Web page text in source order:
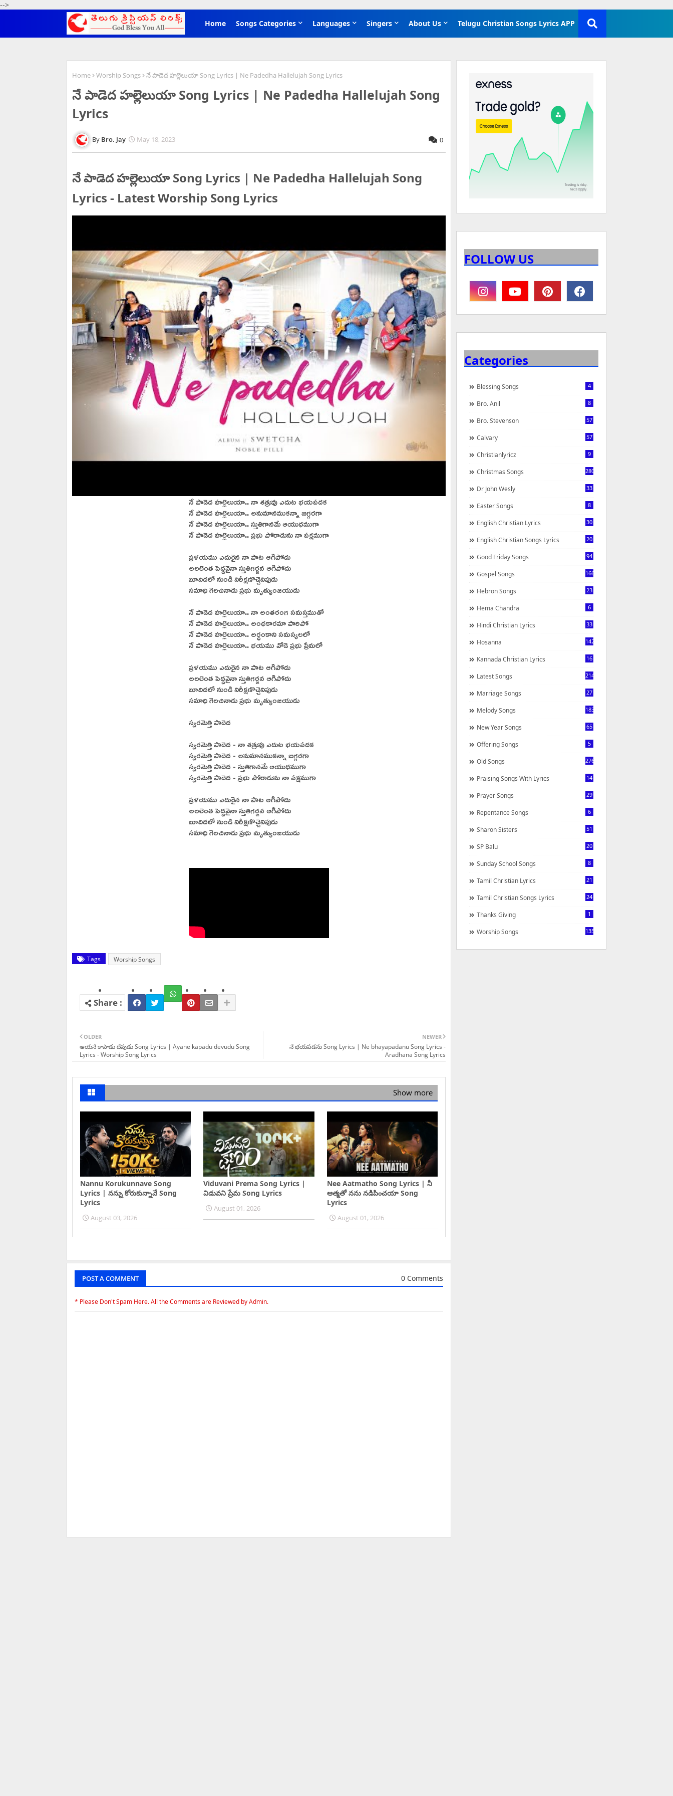
-->
Home
Songs Categories Languages Singers About Us Telugu Christian Songs Lyrics APP
Home Worship Songs నే పాడెద హల్లెలుయా Song Lyrics | Ne Padedha Hallelujah Song Lyrics
నే పాడెద హల్లెలుయా Song Lyrics | Ne Padedha Hallelujah Song
Lyrics
Bro. Jay May 18, 2023 0
నే పాడెద హల్లెలుయా Song Lyrics | Ne Padedha Hallelujah Song
Lyrics - Latest Worship Song Lyrics
నే పాడెద హల్లెలుయా.. నా శత్రువు ఎదుట భయపదక
నే పాడెద హల్లెలుయా.. అనుమానముకన్నా బిగ్గరగా
నే పాడెద హల్లెలుయా.. స్తుతిగానమే ఆయుధముగా
నే పాడెద హల్లెలుయా.. ప్రభు పోరాడును నా పక్షముగా
ప్రళయము ఎదురైన నా పాట ఆగిపోదు
అలలెంత పెద్దవైనా స్తుతిగర్జన ఆగిపోదు
బూదిదలో నుండి నిరీక్షణొచ్చెనిపుడు
సమాధి గెలచినాడు ప్రభు మృత్యుంజయుడు
నే పాడెద హల్లెలుయా.. నా అంతరంగ సమస్తముతో
నే పాడెద హల్లెలుయా.. అంధకారమా పారిపో
నే పాడెద హల్లెలుయా.. అర్ధంకాని సమస్యలలో
నే పాడెద హల్లెలుయా.. భయము వోడె ప్రభు ప్రేమలో
ప్రళయము ఎదురైన నా పాట ఆగిపోదు
అలలెంత పెద్దవైనా స్తుతిగర్జన ఆగిపోదు
బూదిదలో నుండి నిరీక్షణొచ్చెనిపుడు
సమాధి గెలచినాడు ప్రభు మృత్యుంజయుడు
స్వరమెత్తి పాదెద
స్వరమెత్తి పాదెద - నా శత్రువు ఎదుట భయపదక
స్వరమెత్తి పాదెద - అనుమానముకన్నా బిగ్గరగా
స్వరమెత్తి పాదెద - స్తుతిగానమే ఆయుధముగా
స్వరమెత్తి పాదెద - ప్రభు పోరాడును నా పక్షముగా
ప్రళయము ఎదురైన నా పాట ఆగిపోదు
అలలెంత పెద్దవైనా స్తుతిగర్జన ఆగిపోదు
బూదిదలో నుండి నిరీక్షణొచ్చెనిపుడు
సమాధి గెలచినాడు ప్రభు మృత్యుంజయుడు
Tags Worship Songs
NEWER
నే భయపడను Song Lyrics | Ne bhayapadanu Song Lyrics -
Aradhana Song Lyrics
OLDER
ఆయనే కాపాడు దేవుడు Song Lyrics | Ayane kapadu devudu Song
Lyrics - Worship Song Lyrics
Show more
Nannu Korukunnave Song
Lyrics | నన్ను కోరుకున్నావే Song
Lyrics
August 03, 2026
Viduvani Prema Song Lyrics |
విడువని ప్రేమ Song Lyrics
August 01, 2026
Nee Aatmatho Song Lyrics | నీ
ఆత్మతో నను నడిపించయా Song
Lyrics
August 01, 2026
POST A COMMENT 0 Comments
* Please Don't Spam Here. All the Comments are Reviewed by Admin.
FOLLOW US
Categories
Blessing Songs 4
Bro. Anil 8
Bro. Stevenson 57
Calvary 57
Christianlyricz 9
Christmas Songs 280
Dr John Wesly 33
Easter Songs 8
English Christian Lyrics 30
English Christian Songs Lyrics 20
Good Friday Songs 94
Gospel Songs 166
Hebron Songs 23
Hema Chandra 6
Hindi Christian Lyrics 33
Hosanna 142
Kannada Christian Lyrics 16
Latest Songs 214
Marriage Songs 27
Melody Songs 183
New Year Songs 65
Offering Songs 5
Old Songs 276
Praising Songs With Lyrics 14
Prayer Songs 29
Repentance Songs 6
Sharon Sisters 51
SP Balu 20
Sunday School Songs 8
Tamil Christian Lyrics 21
Tamil Christian Songs Lyrics 24
Thanks Giving 1
Worship Songs 1350